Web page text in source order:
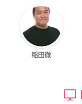
稲田徹